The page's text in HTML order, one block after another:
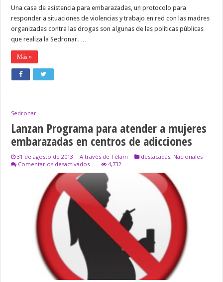
Una casa de asistencia para embarazadas, un protocolo para
responder a situaciones de violencias y trabajo en red con las madres
organizadas contra las drogas son algunas de las políticas públicas
que realiza la Sedronar. …
Más »
Sedronar
Lanzan Programa para atender a mujeres
embarazadas en centros de adicciones
31 de agosto de 2013 A través de Télam destacadas, Nacionales
Comentarios desactivadosen
Lanzan
Programa
atender
mujeres
embarazadas
en
centros
adicciones
4,732